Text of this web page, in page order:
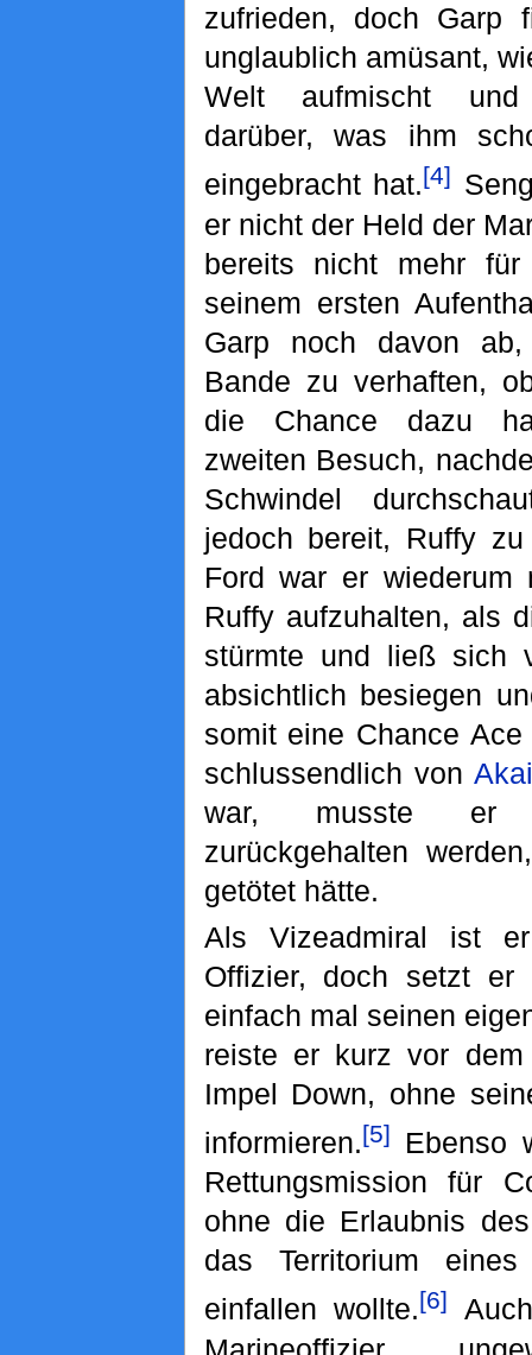
zufrieden, doch Garp
unglaublich amüsant,
Welt aufmischt
darüber, was ihm
eingebracht hat.[4]
er nicht der Held der
bereits nicht mehr
seinem ersten
Garp noch davon
Bande zu verhaften,
die Chance dazu
zweiten Besuch,
Schwindel
jedoch bereit, Ruffy
Ford war er
Ruffy aufzuhalten, als
stürmte und ließ sich
absichtlich besiegen
somit eine Chance
schlussendlich von
war, musste er
zurückgehalten
getötet hätte.
Als Vizeadmiral ist
Offizier, doch setzt er
einfach mal seinen
reiste er kurz vor
Impel Down, ohne
informieren.[5]
Ebenso
Rettungsmission für
ohne die Erlaubnis
das Territorium
einfallen wollte.[6]